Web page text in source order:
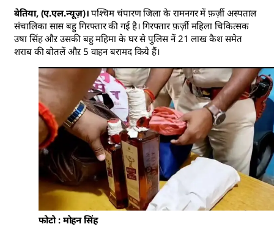
बेतिया, (ए.एल.न्यूज़)। पश्चिम चंपारण जिला के रामनगर में फ़र्ज़ी अस्पताल
संचालिका सास बहु गिरफ्तार की गई है। गिरफ्तार फ़र्ज़ी महिला चिकित्सक
उषा सिंह औऱ उसकी बहु महिमा के घर से पुलिस नें 21 लाख कैश समेत
शराब की बोतलें औऱ 5 वाहन बरामद किये हैं।
फोटो : मोहन सिंह